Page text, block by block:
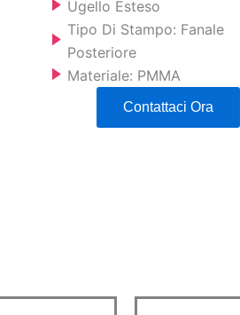
Ugello Esteso
Tipo Di Stampo: Fanale
Posteriore
Materiale: PMMA
Contattaci Ora